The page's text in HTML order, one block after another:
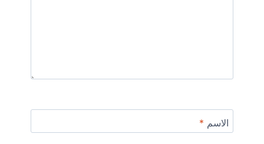
الاسم *